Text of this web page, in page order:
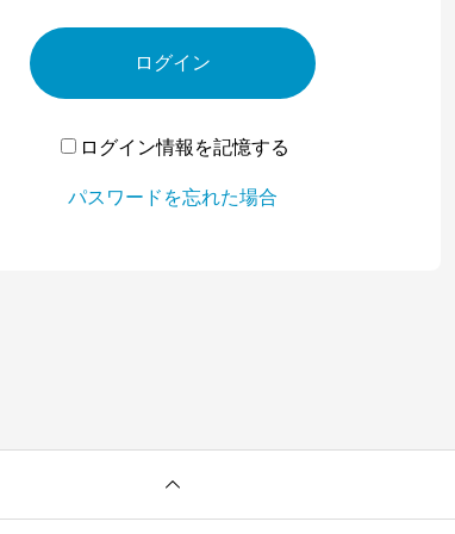
ログイン
ログイン情報を記憶する
パスワードを忘れた場合